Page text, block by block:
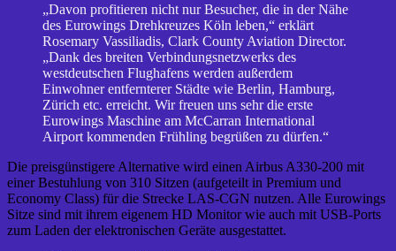
„Davon profitieren nicht nur Besucher, die in der Nähe
des Eurowings Drehkreuzes Köln leben,“ erklärt
Rosemary Vassiliadis, Clark County Aviation Director.
„Dank des breiten Verbindungsnetzwerks des
westdeutschen Flughafens werden außerdem
Einwohner entfernterer Städte wie Berlin, Hamburg,
Zürich etc. erreicht. Wir freuen uns sehr die erste
Eurowings Maschine am McCarran International
Airport kommenden Frühling begrüßen zu dürfen.“
Die preisgünstigere Alternative wird einen Airbus A330-200 mit
einer Bestuhlung von 310 Sitzen (aufgeteilt in Premium und
Economy Class) für die Strecke LAS-CGN nutzen. Alle Eurowings
Sitze sind mit ihrem eigenem HD Monitor wie auch mit USB-Ports
zum Laden der elektronischen Geräte ausgestattet.